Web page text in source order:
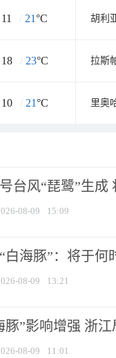
11 / 21°C 胡利
18 / 23°C 拉斯
10 / 21°C 里奥
台风“琵鹭”生
08-09 15:09
白海豚”：将于
08-09 13:21
豚”影响增强 浙
08-09 11:01